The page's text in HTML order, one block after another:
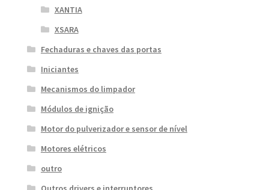
XANTIA
XSARA
Fechaduras e chaves das portas
Iniciantes
Mecanismos do limpador
Módulos de ignição
Motor do pulverizador e sensor de nível
Motores elétricos
outro